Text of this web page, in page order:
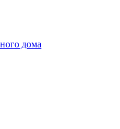
дома